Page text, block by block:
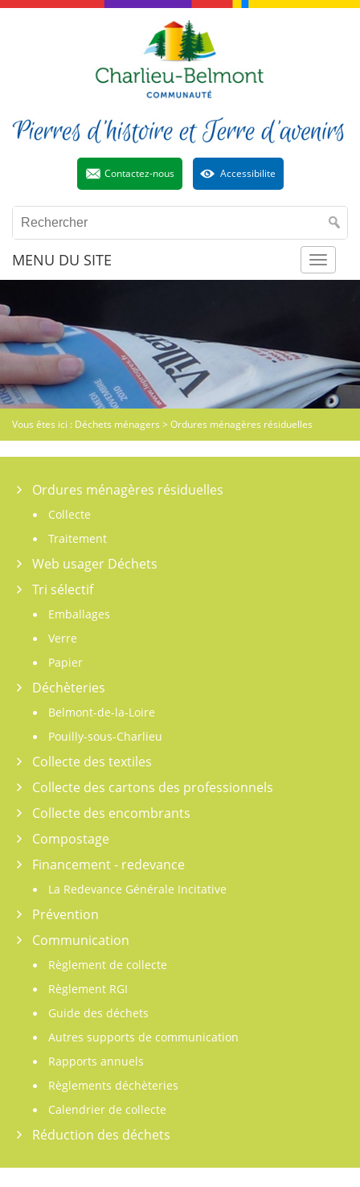
Contactez-nous Accessibilite
MENU DU SITE
Vous êtes ici : Déchets ménagers > Ordures ménagères résiduelles
Ordures ménagères résiduelles
Collecte
Traitement
Web usager Déchets
Tri sélectif
Emballages
Verre
Papier
Déchèteries
Belmont-de-la-Loire
Pouilly-sous-Charlieu
Collecte des textiles
Collecte des cartons des professionnels
Collecte des encombrants
Compostage
Financement - redevance
La Redevance Générale Incitative
Prévention
Communication
Règlement de collecte
Règlement RGI
Guide des déchets
Autres supports de communication
Rapports annuels
Règlements déchèteries
Calendrier de collecte
Réduction des déchets